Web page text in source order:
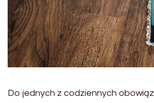
Do jednych z codziennych